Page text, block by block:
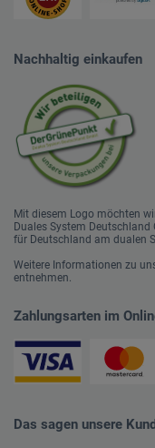
Nachhaltig einkaufen
Mit diesem Logo möchten
Duales System
für Deutschland am dualen
Weitere Informationen zu
entnehmen.
Zahlungsarten im
Das sagen unsere